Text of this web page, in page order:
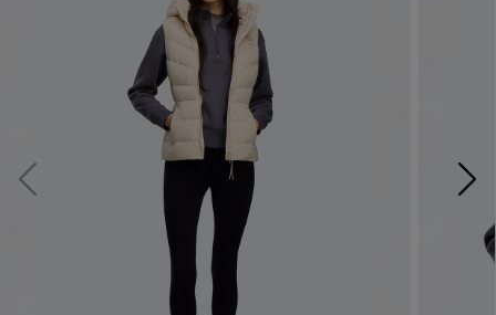
スプリングコレクション
FW26コレクション
サマー 26 コレクション
サマー 26 コレクションLOOK
日本限定モデル
スノーグース
メイドインジャパンTシャツ
FW26コレクション
サマー 26 コレクション
サマー 26 コレクションLOOK
日本限定モデル
スノーグース
メイドインジャパンTシャツ
ユース（6＋歳)
コレクション
CANADA GOOSE Generationsは、アウター
ウェアの下取り・再販を通じて、長く愛される製
品の価値を受け継いでいきます。
アーカイブの希少なピースもご覧いただけます。